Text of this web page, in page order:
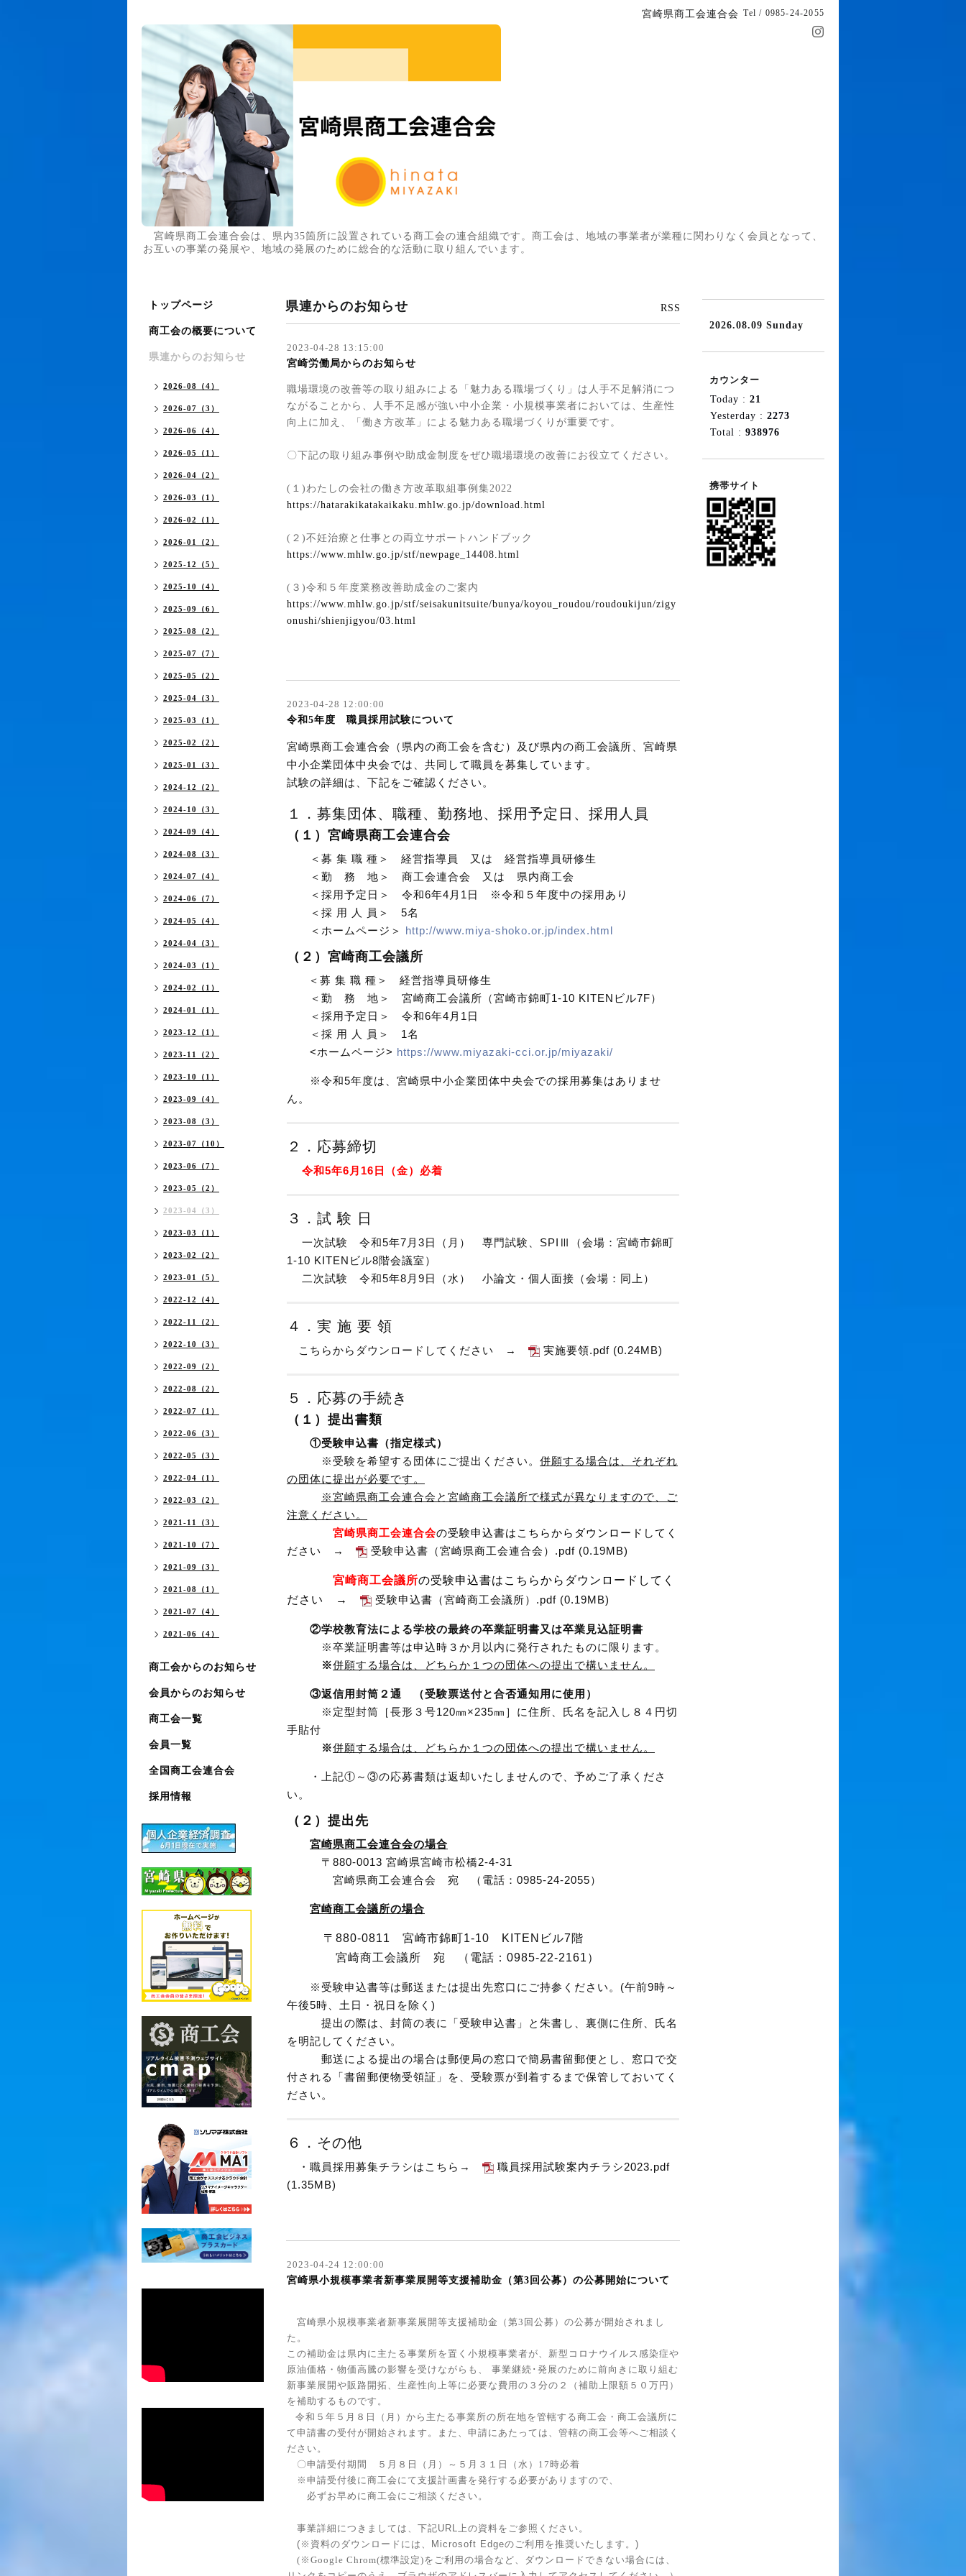
宮崎県商工会連合会 Tel / 0985-24-2055
宮崎県商工会連合会は、県内35箇所に設置されている商工会の連合組織です。商工会は、地域の事業者が業種に関わりなく会員となって、
お互いの事業の発展や、地域の発展のために総合的な活動に取り組んでいます。
県連からのお知らせ RSS
2023-04-28 13:15:00
宮崎労働局からのお知らせ
職場環境の改善等の取り組みによる「魅力ある職場づくり」は人手不足解消につ
ながることから、人手不足感が強い中小企業・小規模事業者においては、生産性
向上に加え、「働き方改革」による魅力ある職場づくりが重要です。
〇下記の取り組み事例や助成金制度をぜひ職場環境の改善にお役立てください。
(１)わたしの会社の働き方改革取組事例集2022
https://hatarakikatakaikaku.mhlw.go.jp/download.html
(２)不妊治療と仕事との両立サポートハンドブック
https://www.mhlw.go.jp/stf/newpage_14408.html
(３)令和５年度業務改善助成金のご案内
https://www.mhlw.go.jp/stf/seisakunitsuite/bunya/koyou_roudou/roudoukijun/zigy
onushi/shienjigyou/03.html
2023-04-28 12:00:00
令和5年度 職員採用試験について
宮崎県商工会連合会（県内の商工会を含む）及び県内の商工会議所、宮崎県
中小企業団体中央会では、共同して職員を募集しています。
試験の詳細は、下記をご確認ください。
１．募集団体、職種、勤務地、採用予定日、採用人員
（１）宮崎県商工会連合会
＜募 集 職 種＞ 経営指導員 又は 経営指導員研修生
＜勤 務 地＞ 商工会連合会 又は 県内商工会
＜採用予定日＞ 令和6年4月1日 ※令和５年度中の採用あり
＜採 用 人 員＞ 5名
＜ホームページ＞ http://www.miya-shoko.or.jp/index.html
（２）宮崎商工会議所
＜募 集 職 種＞ 経営指導員研修生
＜勤 務 地＞ 宮崎商工会議所（宮崎市錦町1-10 KITENビル7F）
＜採用予定日＞ 令和6年4月1日
＜採 用 人 員＞ 1名
<ホームページ> https://www.miyazaki-cci.or.jp/miyazaki/
※令和5年度は、宮崎県中小企業団体中央会での採用募集はありませ
ん。
２．応募締切
令和5年6月16日（金）必着
３．試 験 日
一次試験 令和5年7月3日（月） 専門試験、SPIⅢ（会場：宮崎市錦町
1-10 KITENビル8階会議室）
二次試験 令和5年8月9日（水） 小論文・個人面接（会場：同上）
４．実 施 要 領
こちらからダウンロードしてください → 実施要領.pdf (0.24MB)
５．応募の手続き
（１）提出書類
①受験申込書（指定様式）
※受験を希望する団体にご提出ください。 併願する場合は、それぞれ
の団体に提出が必要です。
※宮崎県商工会連合会と宮崎商工会議所で様式が異なりますので、ご
注意ください。
宮崎県商工会連合会の受験申込書はこちらからダウンロードしてく
ださい →
受験申込書（宮崎県商工会連合会）.pdf (0.19MB)
宮崎商工会議所の受験申込書はこちらからダウンロードしてく
ださい →
受験申込書（宮崎商工会議所）.pdf (0.19MB)
②学校教育法による学校の最終の卒業証明書又は卒業見込証明書
※卒業証明書等は申込時３か月以内に発行されたものに限ります。
※併願する場合は、どちらか１つの団体への提出で構いません。
③返信用封筒２通 （受験票送付と合否通知用に使用）
※定型封筒［長形３号120㎜×235㎜］に住所、氏名を記入し８４円切
手貼付
※併願する場合は、どちらか１つの団体への提出で構いません。
・上記①～③の応募書類は返却いたしませんので、予めご了承くださ
い。
（２）提出先
宮崎県商工会連合会の場合
〒 880-0013 宮崎県宮崎市松橋2-4-31
宮崎県商工会連合会 宛 （電話：0985-24-2055）
宮崎商工会議所の場合
〒 880-0811 宮崎市錦町1-10 KITEN ビル7 階
宮崎商工会議所 宛 （電話：0985-22-2161）
※受験申込書等は郵送または提出先窓口にご持参ください。 (午前9時～
午後5時、土日・祝日を除く )
提出の際は、封筒の表に「受験申込書」と朱書し、裏側に住所、氏名
を明記してください。
郵送による提出の場合は郵便局の窓口で簡易書留郵便とし、窓口で交
付される「書留郵便物受領証」を、受験票が到着するまで保管しておいてく
ださい。
６．その他
・職員採用募集チラシはこちら→
職員採用試験案内チラシ2023.pdf
(1.35MB)
2023-04-24 12:00:00
宮崎県小規模事業者新事業展開等支援補助金（第3回公募）の公募開始について
宮崎県小規模事業者新事業展開等支援補助金（第3 回公募）の公募が開始されまし
た。
この補助金は県内に主たる事業所を置く小規模事業者が、新型コロナウイルス感染症や
原油価格・物価高騰の影響を受けながらも、
事業継続･発展のために前向きに取り組む
新事業展開や販路開拓、生産性向上等に必要な費用の ３ 分の ２ （補助上限額 ５０ 万円）
を補助するものです。
令和 ５ 年５月８日（月）から主たる事業所の所在地を管轄する商工会・商工会議所に
て申請書の受付が開始されます。また、申請にあたっては、管轄の商工会等へご相談く
ださ い。
〇申請受付期間 ５月８日（月）～５月３１日（水）17時必着
※申請受付後に商工会にて支援計画書を発行する必要がありますので、
必ずお早めに商工会にご相談ください。
事業詳細につきましては、下記URL上の資料をご参照ください。
(※資料のダウンロードには、Microsoft Edgeのご利用を推奨いたします。)
(※Google Chrom(標準設定)をご利用の場合など、ダウンロードできない場合には、
トップページ
商工会の概要について
県連からのお知らせ
2026-08（4）
2026-07（3）
2026-06（4）
2026-05（1）
2026-04（2）
2026-03（1）
2026-02（1）
2026-01（2）
2025-12（5）
2025-10（4）
2025-09（6）
2025-08（2）
2025-07（7）
2025-05（2）
2025-04（3）
2025-03（1）
2025-02（2）
2025-01（3）
2024-12（2）
2024-10（3）
2024-09（4）
2024-08（3）
2024-07（4）
2024-06（7）
2024-05（4）
2024-04（3）
2024-03（1）
2024-02（1）
2024-01（1）
2023-12（1）
2023-11（2）
2023-10（1）
2023-09（4）
2023-08（3）
2023-07（10）
2023-06（7）
2023-05（2）
2023-04（3）
2023-03（1）
2023-02（2）
2023-01（5）
2022-12（4）
2022-11（2）
2022-10（3）
2022-09（2）
2022-08（2）
2022-07（1）
2022-06（3）
2022-05（3）
2022-04（1）
2022-03（2）
2021-11（3）
2021-10（7）
2021-09（3）
2021-08（1）
2021-07（4）
2021-06（4）
商工会からのお知らせ
会員からのお知らせ
商工会一覧
会員一覧
全国商工会連合会
採用情報
2026.08.09 Sunday
カウンター
Today : 21
Yesterday : 2273
Total : 938976
携帯サイト